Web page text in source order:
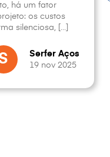
há um fator
os custos
silenciosa, […]
Serfer Aços
19 nov 2025